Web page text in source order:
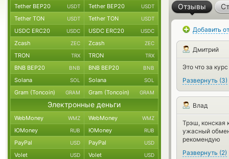
Отзывы
Добавить
Дмитрий
Это что за
Развернуть (3)
Влад
Трэш, конская
ужасный
рекомендую
Развернуть (2)
Tether BEP20 USDT Tether BEP20 USDT
Tether TON USDT Tether TON USDT
USDC ERC20 USDC USDC ERC20 USDC
Zcash ZEC Zcash ZEC
TRON TRX TRON TRX
BNB BEP20 BNB BNB BEP20 BNB
Solana SOL Solana SOL
Gram (Toncoin) GRAM Gram (Toncoin) GRAM
Электронные деньги
WebMoney WMZ WebMoney WMZ
ЮMoney RUB ЮMoney RUB
PayPal USD PayPal USD
Volet USD Volet USD